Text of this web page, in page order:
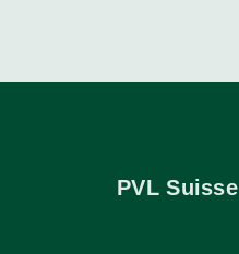
PVL Suisse